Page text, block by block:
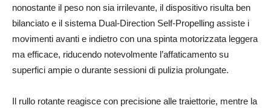
nonostante il peso non sia irrilevante, il dispositivo risulta ben
bilanciato e il sistema Dual-Direction Self-Propelling assiste i
movimenti avanti e indietro con una spinta motorizzata leggera
ma efficace, riducendo notevolmente l’affaticamento su
superfici ampie o durante sessioni di pulizia prolungate.
Il rullo rotante reagisce con precisione alle traiettorie, mentre la